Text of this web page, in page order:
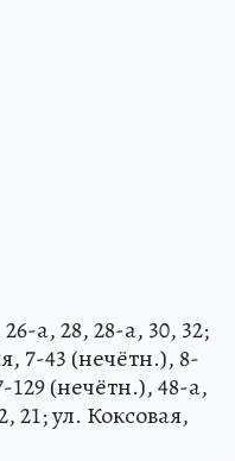
а, 28, 28-а, 30, 32;
7-43 (нечётн.), 8-
129 (нечётн.), 48-а,
21; ул. Коксовая,